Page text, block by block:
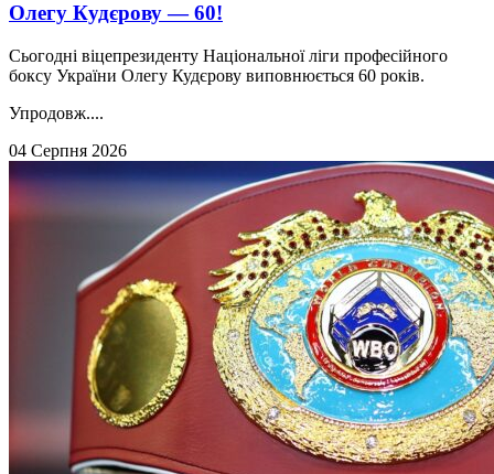
Олегу Кудєрову — 60!
Сьогодні віцепрезиденту Національної ліги професійного
боксу України Олегу Кудєрову виповнюється 60 років.
Упродовж....
04 Серпня 2026